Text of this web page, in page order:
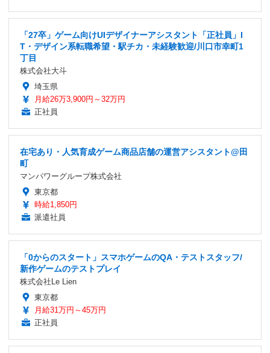
「27卒」ゲーム向けUIデザイナーアシスタント「正社員」I
T・デザイン系転職希望・駅チカ・未経験歓迎/川口市幸町1
丁目
株式会社大斗
埼玉県
月給26万3,900円～32万円
正社員
在宅あり・人気育成ゲーム商品店舗の運営アシスタント@田
町
マンパワーグループ株式会社
東京都
時給1,850円
派遣社員
「0からのスタート」スマホゲームのQA・テストスタッフ/
新作ゲームのテストプレイ
株式会社Le Lien
東京都
月給31万円～45万円
正社員